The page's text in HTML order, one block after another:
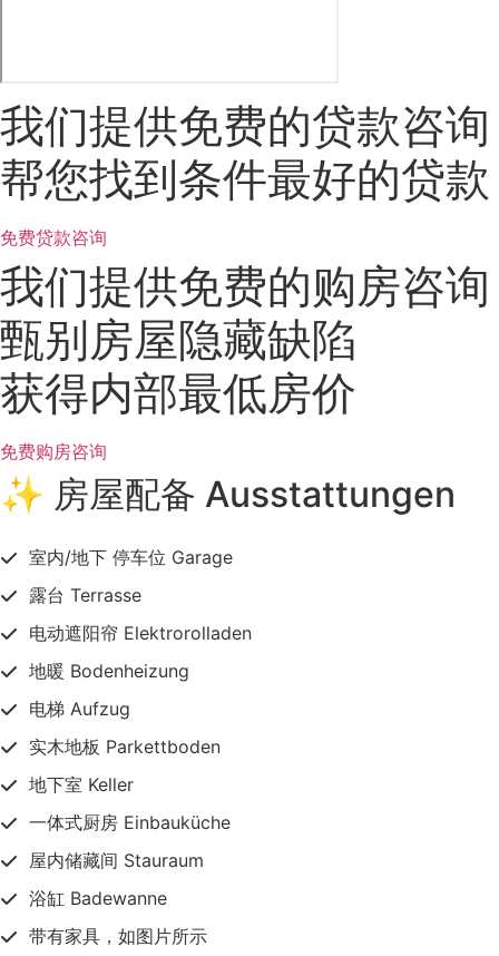
我们提供免费的贷款咨询
帮您找到条件最好的贷款
免费贷款咨询
我们提供免费的购房咨询
甄别房屋隐藏缺陷
获得内部最低房价
免费购房咨询
✨ 房屋配备 Ausstattungen
室内/地下 停车位 Garage
露台 Terrasse
电动遮阳帘 Elektrorolladen
地暖 Bodenheizung
电梯 Aufzug
实木地板 Parkettboden
地下室 Keller
一体式厨房 Einbauküche
屋内储藏间 Stauraum
浴缸 Badewanne
带有家具，如图片所示